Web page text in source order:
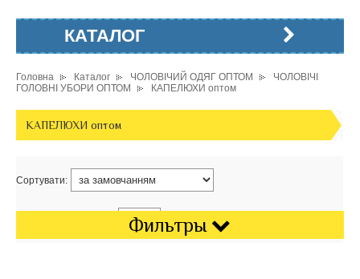
КАТАЛОГ
Головна Каталог ЧОЛОВІЧИЙ ОДЯГ ОПТОМ
ЧОЛОВІЧІ
ГОЛОВНІ УБОРИ ОПТОМ
КАПЕЛЮХИ оптом
Фильтры
КАПЕЛЮХИ оптом
Сортувати: